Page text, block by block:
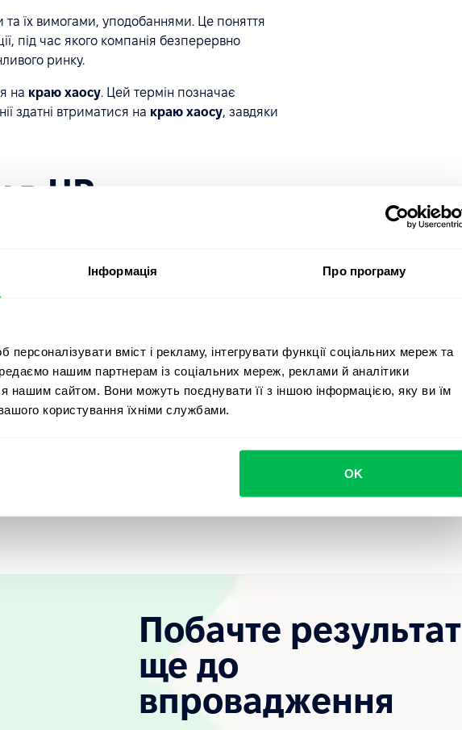
Інформація Про програму
вміст і рекламу, інтегрувати функції соціальних мереж та
нашим партнерам із соціальних мереж, реклами й аналітики
нашим сайтом. Вони можуть поєднувати її з іншою інформацією, яку ви їм
користування їхніми службами.
OK
та їх вимогами, уподобаннями. Це поняття
під час якого компанія безперервно
ринку.
на краю хаосу. Цей термін позначає
здатні втриматися на краю хаосу, завдяки
в HR
але і на діяльність співробітників.
в тому, щоб переконатися у володінні
навчання для здатності пристосуватися до
і процеси бізнесу таким чином, щоб
технологічними розробками (наприклад:
для співпраці через внутрішню
хмарні системи (такі як PeopleForce)
від локальної інфраструктури.
Побачте результат
ще до
впровадження